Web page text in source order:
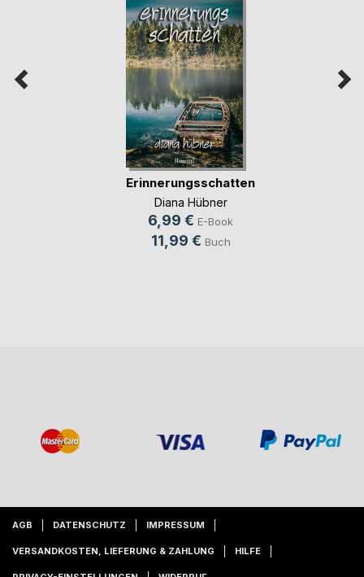
Erinnerungsschatten
Diana Hübner
6,99 € E-Book
11,99 € Buch
AGB DATENSCHUTZ IMPRESSUM
VERSANDKOSTEN, LIEFERUNG & ZAHLUNG HILFE